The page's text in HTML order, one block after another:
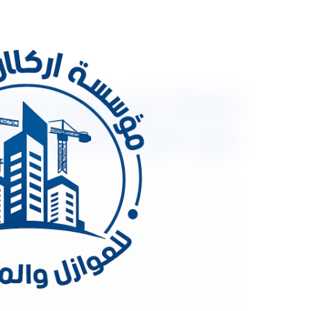
مع خصم 30% مع ضمان شامل
يستخدم في حماية المبنى من الكثير من الأضرار
العديد من المشاكل التي تهدد كافة المباني
عقباها، ومن هذا المنطلق وبناءاً على العديد من
هناك شركة تقوم بتقديم خدمات العزل المائي على
الخدمي من جانبها لكافة الأسر في داخل مدينة